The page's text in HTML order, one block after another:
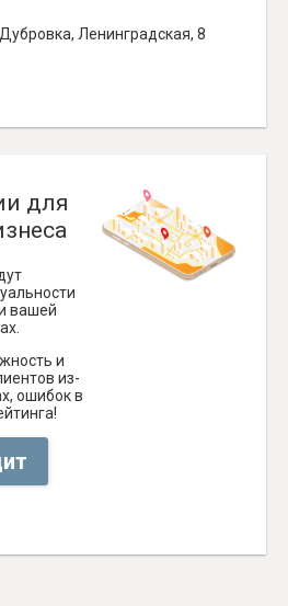
Ленинградская, 8
для
вашей
и
из-
ошибок в